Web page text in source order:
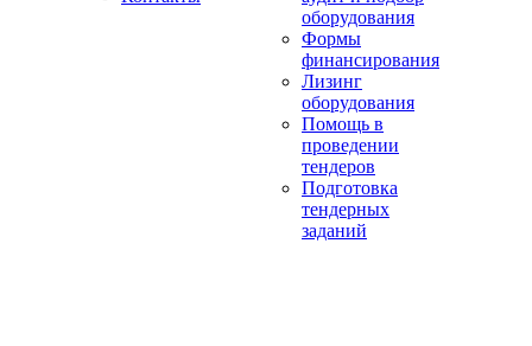
оборудования
Формы
финансирования
Лизинг
оборудования
Помощь в
проведении
тендеров
Подготовка
тендерных
заданий